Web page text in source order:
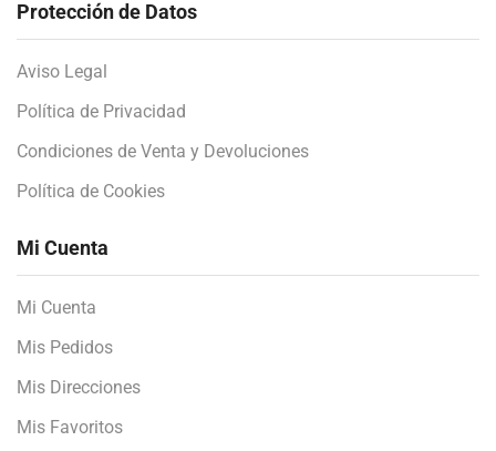
Protección de Datos
Aviso Legal
Política de Privacidad
Condiciones de Venta y Devoluciones
Política de Cookies
Mi Cuenta
Mi Cuenta
Mis Pedidos
Mis Direcciones
Mis Favoritos